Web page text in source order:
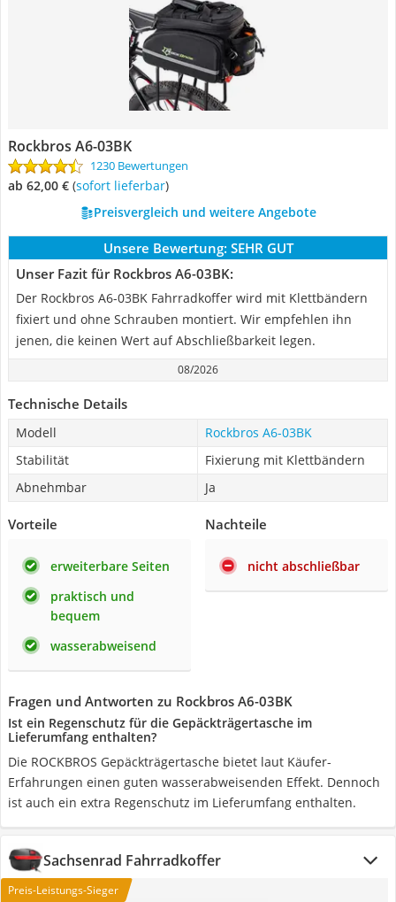
Rockbros A6-03BK
1230 Bewertungen
ab 62,00 € ( Sofort lieferbar)
Preisvergleich und weitere Angebote
Unsere Bewertung: SEHR GUT
Unser Fazit für Rockbros A6-03BK:
Der Rockbros A6-03BK Fahrradkoffer wird mit Klettbändern
fixiert und ohne Schrauben montiert. Wir empfehlen ihn
jenen, die keinen Wert auf Abschließbarkeit legen.
08/2026
Technische Details
Modell
Rockbros A6-03BK
Stabilität
Fixierung mit Klettbändern
Abnehmbar
Ja
Vorteile
erweiterbare Seiten
praktisch und
bequem
wasserabweisend
Nachteile
nicht abschließbar
Fragen und Antworten zu Rockbros A6-03BK
Ist ein Regenschutz für die Gepäckträgertasche im
Lieferumfang enthalten?
Die ROCKBROS Gepäckträgertasche bietet laut Käufer-
Erfahrungen einen guten wasserabweisenden Effekt. Dennoch
ist auch ein extra Regenschutz im Lieferumfang enthalten.
Sachsenrad Fahrradkoffer
Preis-Leistungs-Sieger